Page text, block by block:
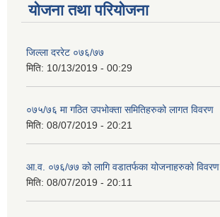
योजना तथा परियोजना
जिल्ला दररेट ०७६/७७
मिति: 10/13/2019 - 00:29
०७५/७६ मा गठित उपभोक्ता समितिहरुको लागत विवरण
मिति: 08/07/2019 - 20:21
आ.व. ०७६/७७ को लागि वडातर्फका योजनाहरुको विवरण
मिति: 08/07/2019 - 20:11